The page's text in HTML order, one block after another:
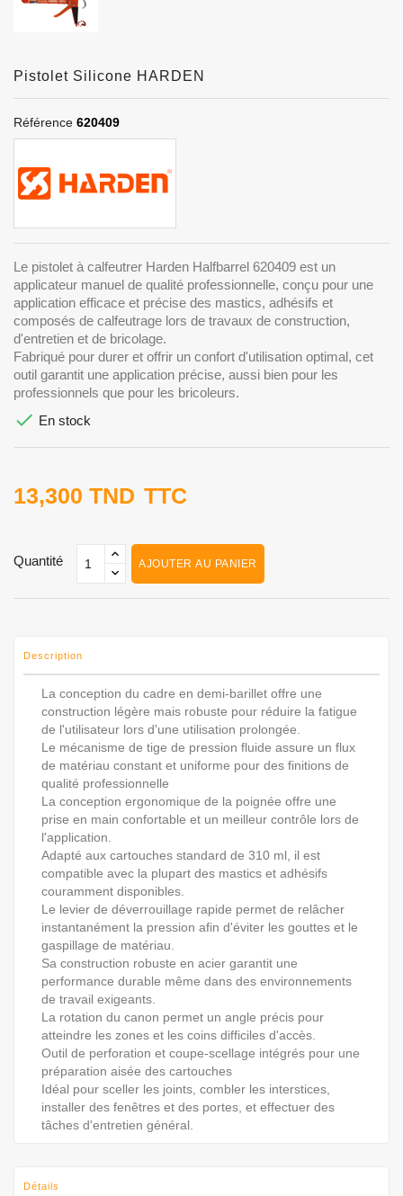
Pistolet Silicone HARDEN
Référence 620409
Le pistolet à calfeutrer Harden Halfbarrel 620409 est un
applicateur manuel de qualité professionnelle, conçu pour une
application efficace et précise des mastics, adhésifs et
composés de calfeutrage lors de travaux de construction,
d'entretien et de bricolage.
Fabriqué pour durer et offrir un confort d'utilisation optimal, cet
outil garantit une application précise, aussi bien pour les
professionnels que pour les bricoleurs.
 En stock
13,300 TND TTC
Quantité AJOUTER AU PANIER
Description
La conception du cadre en demi-barillet offre une
construction légère mais robuste pour réduire la fatigue
de l'utilisateur lors d'une utilisation prolongée.
Le mécanisme de tige de pression fluide assure un flux
de matériau constant et uniforme pour des finitions de
qualité professionnelle
La conception ergonomique de la poignée offre une
prise en main confortable et un meilleur contrôle lors de
l'application.
Adapté aux cartouches standard de 310 ml, il est
compatible avec la plupart des mastics et adhésifs
couramment disponibles.
Le levier de déverrouillage rapide permet de relâcher
instantanément la pression afin d'éviter les gouttes et le
gaspillage de matériau.
Sa construction robuste en acier garantit une
performance durable même dans des environnements
de travail exigeants.
La rotation du canon permet un angle précis pour
atteindre les zones et les coins difficiles d'accès.
Outil de perforation et coupe-scellage intégrés pour une
préparation aisée des cartouches
Idéal pour sceller les joints, combler les interstices,
installer des fenêtres et des portes, et effectuer des
tâches d'entretien général.
Détails